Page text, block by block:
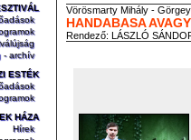
- archív
ESTÉK
HÁZA
Hírek
Vörösmarty Mihály - Görgey
HANDABASA
Rendező: LÁSZLÓ